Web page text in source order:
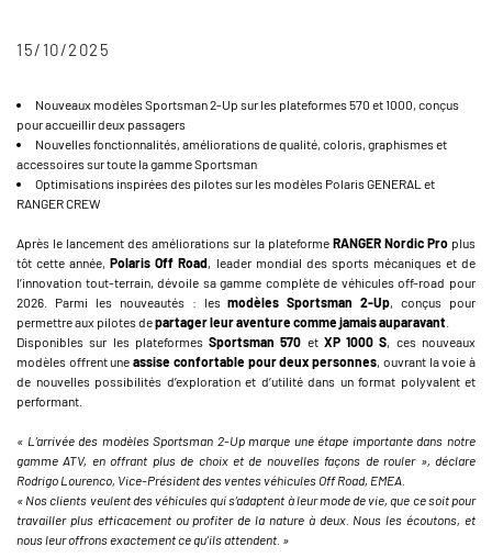
15/10/2025
Nouveaux modèles Sportsman 2-Up sur les plateformes 570 et 1000, conçus
pour accueillir deux passagers
Nouvelles fonctionnalités, améliorations de qualité, coloris, graphismes et
accessoires sur toute la gamme Sportsman
Optimisations inspirées des pilotes sur les modèles Polaris GENERAL et
RANGER CREW
Après le lancement des améliorations sur la plateforme RANGER Nordic Proplus
tôt cette année,Polaris Off Road, leader mondial des sports mécaniques et de
l’innovation tout-terrain, dévoile sa gamme complète de véhicules off-road pour
2026. Parmi les nouveautés : lesmodèles Sportsman 2-Up, conçus pour
permettre aux pilotes departager leur aventure comme jamais auparavant
Disponibles sur les plateformesSportsman 570 et XP 1000 S, ces nouveaux
modèles offrent uneassise confortable pour deux personnes, ouvrant la voie à
de nouvelles possibilités d’exploration et d’utilité dans un format polyvalent et
performant.
« L’arrivée des modèles Sportsman 2-Up marque une étape importante dans notre
gamme ATV, en offrant plus de choix et de nouvelles façons de rouler », déclare
Rodrigo Lourenco, Vice-Président des ventes véhicules Off Road, EMEA.
« Nos clients veulent des véhicules qui s’adaptent à leur mode de vie, que ce soit pour
travailler plus efficacement ou profiter de la nature à deux. Nous les écoutons, et
nous leur offrons exactement ce qu’ils attendent. »